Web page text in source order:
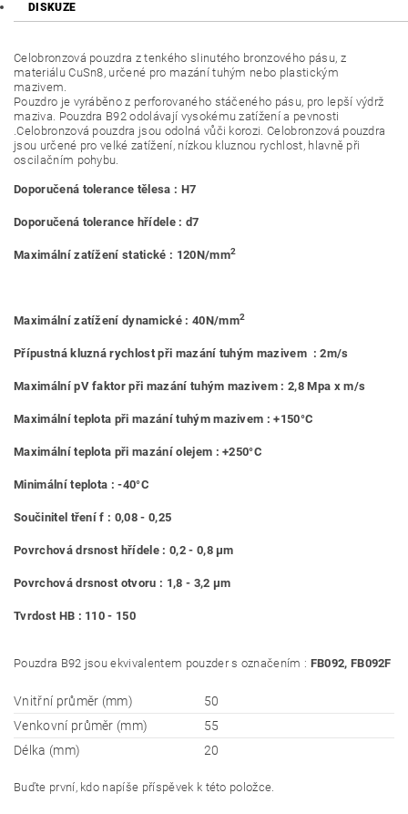
DISKUZE
Celobronzová pouzdra z tenkého slinutého bronzového pásu, z
materiálu CuSn8, určené pro mazání tuhým nebo plastickým
mazivem.
Pouzdro je vyráběno z perforovaného stáčeného pásu, pro lepší výdrž
maziva. Pouzdra B92 odolávají vysokému zatížení a pevnosti
.Celobronzová pouzdra jsou odolná vůči korozi. Celobronzová pouzdra
jsou určené pro velké zatížení, nízkou kluznou rychlost, hlavně při
oscilačním pohybu.
Doporučená tolerance tělesa : H7
Doporučená tolerance hřídele : d7
Maximální zatížení statické : 120N/mm2
Maximální zatížení dynamické : 40N/mm2
Přípustná kluzná rychlost při mazání tuhým mazivem : 2m/s
Maximální pV faktor při mazání tuhým mazivem : 2,8 Mpa x m/s
Maximální teplota při mazání tuhým mazivem : +150°C
Maximální teplota při mazání olejem : +250°C
Minimální teplota : -40°C
Součinitel tření f : 0,08 - 0,25
Povrchová drsnost hřídele : 0,2 - 0,8 μm
Povrchová drsnost otvoru : 1,8 - 3,2 μm
Tvrdost HB : 110 - 150
Pouzdra B92 jsou ekvivalentem pouzder s označením : FB092, FB092F
Vnitřní průměr (mm)
50
Venkovní průměr (mm)
55
Délka (mm)
20
Buďte první, kdo napíše příspěvek k této položce.